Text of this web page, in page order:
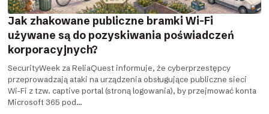
Jak zhakowane publiczne bramki Wi-Fi
używane są do pozyskiwania poświadczeń
korporacyjnych?
SecurityWeek za ReliaQuest informuje, że cyberprzestępcy
przeprowadzają ataki na urządzenia obsługujące publiczne sieci
Wi-Fi z tzw. captive portal (stroną logowania), by przejmować konta
Microsoft 365 pod...